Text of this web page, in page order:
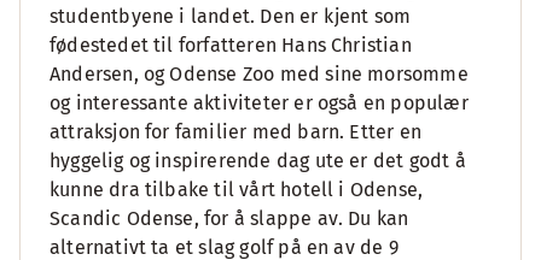
studentbyene i landet. Den er kjent som
fødestedet til forfatteren Hans Christian
Andersen, og Odense Zoo med sine morsomme
og interessante aktiviteter er også en populær
attraksjon for familier med barn. Etter en
hyggelig og inspirerende dag ute er det godt å
kunne dra tilbake til vårt hotell i Odense,
Scandic Odense, for å slappe av. Du kan
alternativt ta et slag golf på en av de 9